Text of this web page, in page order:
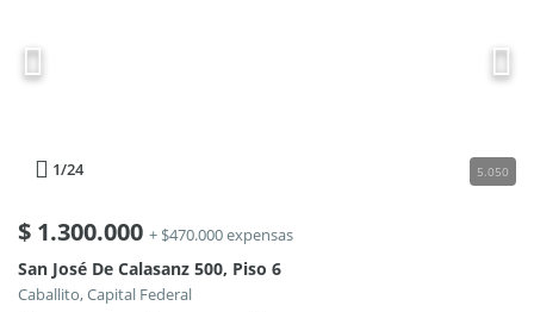
1/24 5.050
$ 1.300.000 + $470.000 expensas
San José De Calasanz 500, Piso 6
Caballito, Capital Federal